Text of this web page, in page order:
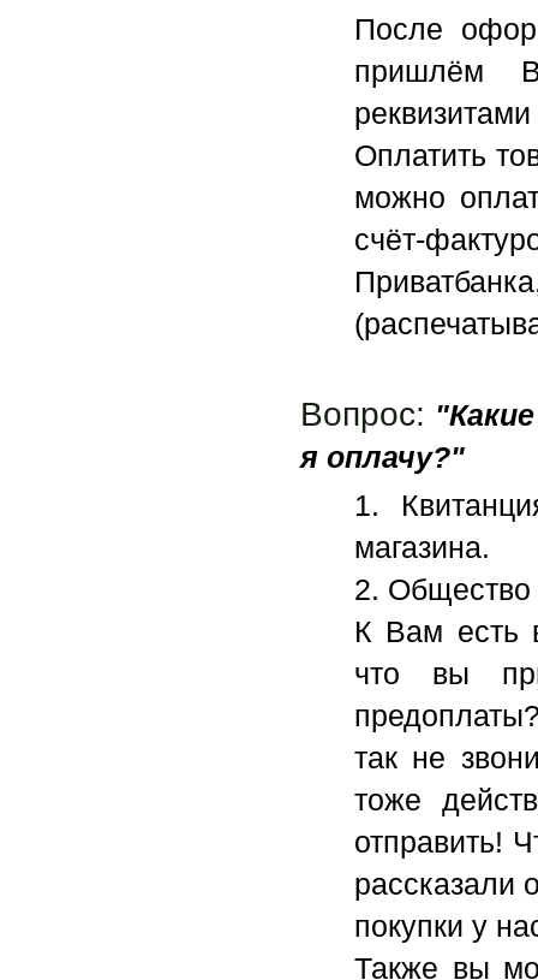
После
пришлём
Оплатить
можно
счёт-
Вопрос:
я оплачу?"
1.
магазина.
2. Общество
К Вам есть
что вы
так не
тоже
отправить!
рассказали
покупки у
Также вы